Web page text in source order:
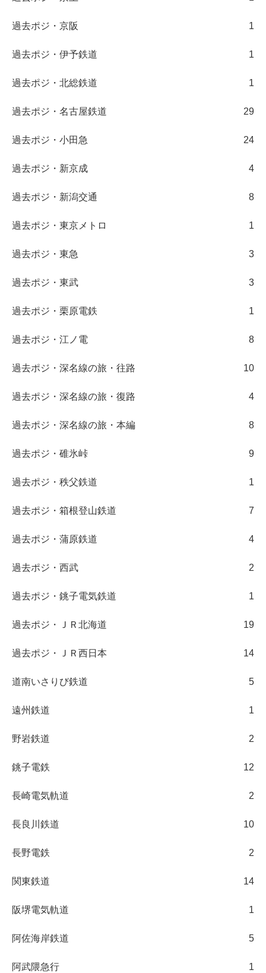
過去ポジ・京阪 1
過去ポジ・伊予鉄道 1
過去ポジ・北総鉄道 1
過去ポジ・名古屋鉄道 29
過去ポジ・小田急 24
過去ポジ・新京成 4
過去ポジ・新潟交通 8
過去ポジ・東京メトロ 1
過去ポジ・東急 3
過去ポジ・東武 3
過去ポジ・栗原電鉄 1
過去ポジ・江ノ電 8
過去ポジ・深名線の旅・往路 10
過去ポジ・深名線の旅・復路 4
過去ポジ・深名線の旅・本編 8
過去ポジ・碓氷峠 9
過去ポジ・秩父鉄道 1
過去ポジ・箱根登山鉄道 7
過去ポジ・蒲原鉄道 4
過去ポジ・西武 2
過去ポジ・銚子電気鉄道 1
過去ポジ・ＪＲ北海道 19
過去ポジ・ＪＲ西日本 14
道南いさりび鉄道 5
遠州鉄道 1
野岩鉄道 2
銚子電鉄 12
長崎電気軌道 2
長良川鉄道 10
長野電鉄 2
関東鉄道 14
阪堺電気軌道 1
阿佐海岸鉄道 5
阿武隈急行 1